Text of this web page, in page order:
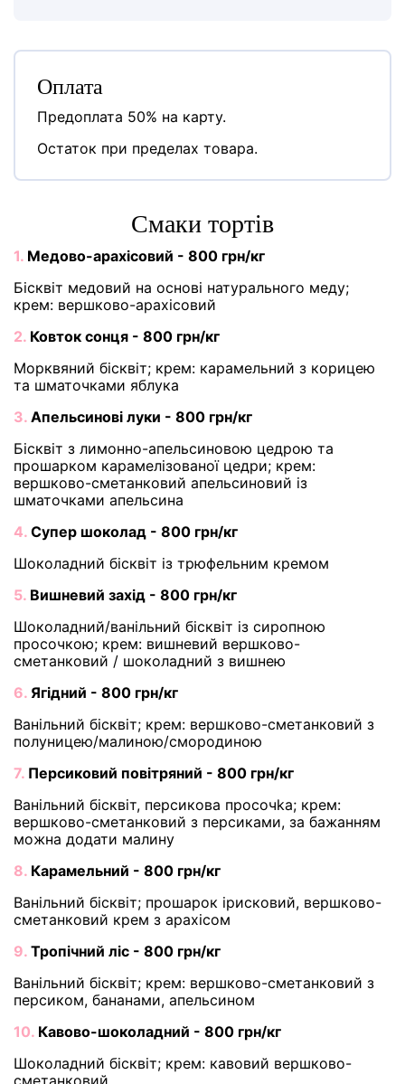
Оплата
Предоплата 50% на карту.
Остаток при пределах товара.
Cмаки тортів
1. Медово-арахісовий - 800 грн/кг
Бісквіт медовий на основі натурального меду;
крем: вершково-арахісовий
2. Ковток сонця - 800 грн/кг
Морквяний бісквіт; крем: карамельний з корицею
та шматочками яблука
3. Апельсинові луки - 800 грн/кг
Бісквіт з лимонно-апельсиновою цедрою та
прошарком карамелізованої цедри; крем:
вершково-сметанковий апельсиновий із
шматочками апельсина
4. Супер шоколад - 800 грн/кг
Шоколадний бісквіт із трюфельним кремом
5. Вишневий захід - 800 грн/кг
Шоколадний/ванільний бісквіт із сиропною
просочкою; крем: вишневий вершково-
сметанковий / шоколадний з вишнею
6. Ягідний - 800 грн/кг
Ванільний бісквіт; крем: вершково-сметанковий з
полуницею/малиною/смородиною
7. Персиковий повітряний - 800 грн/кг
Ванільний бісквіт, персикова просочka; крем:
вершково-сметанковий з персиками, за бажанням
можна додати малину
8. Карамельний - 800 грн/кг
Ванільний бісквіт; прошарок ірисковий, вершково-
сметанковий крем з арахісом
9. Тропічний ліс - 800 грн/кг
Ванільний бісквіт; крем: вершково-сметанковий з
персиком, бананами, апельсином
10. Кавово-шоколадний - 800 грн/кг
Шоколадний бісквіт; крем: кавовий вершково-
сметанковий